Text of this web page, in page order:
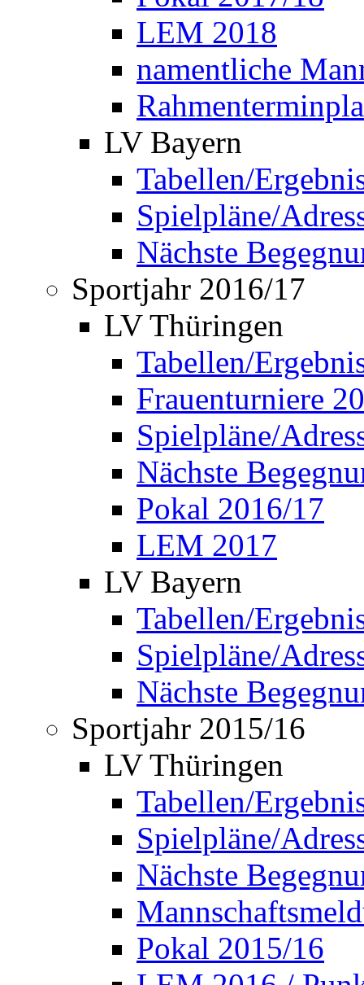
LEM 2018
namentliche
LV Bayern
Tabellen/
Spielpläne/
Nächste
Sportjahr 2016/17
LV Thüringen
Tabellen/
Frauenturniere
Spielpläne/
Nächste
Pokal 2016/17
LEM 2017
LV Bayern
Tabellen/
Spielpläne/
Nächste
Sportjahr 2015/16
LV Thüringen
Tabellen/
Spielpläne/
Nächste
Pokal 2015/16